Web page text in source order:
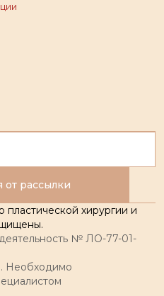
от рассылки
пластической хирургии и
№ ЛО-77-01-
Необходимо